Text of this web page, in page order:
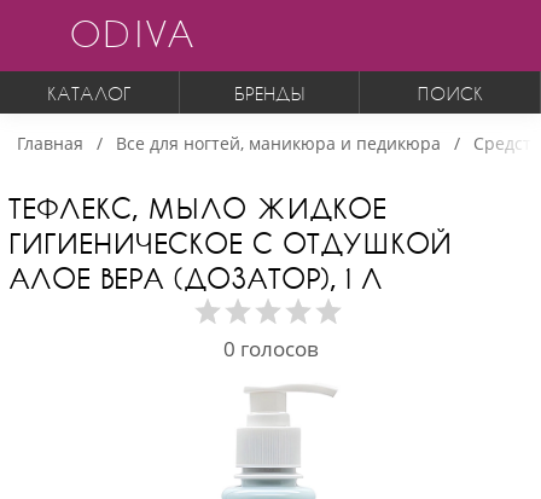
ODIVA
КАТАЛОГ БРЕНДЫ ПОИСК
Главная Все для ногтей, маникюра и педикюра
ТЕФЛЕКС, МЫЛО ЖИДКОЕ
ГИГИЕНИЧЕСКОЕ С ОТДУШКОЙ
АЛОЕ ВЕРА (ДОЗАТОР), 1 Л
0 голосов